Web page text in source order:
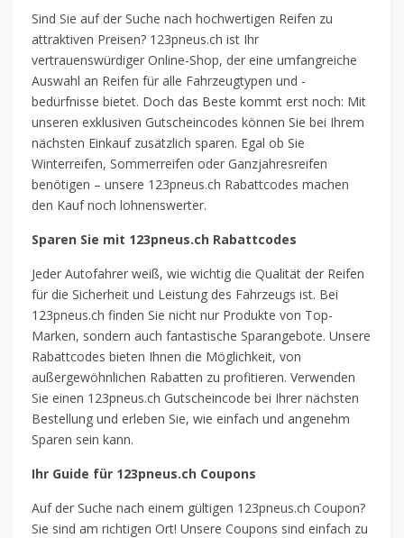
Sind Sie auf der Suche nach hochwertigen Reifen zu
attraktiven Preisen? 123pneus.ch ist Ihr
vertrauenswürdiger Online-Shop, der eine umfangreiche
Auswahl an Reifen für alle Fahrzeugtypen und -
bedürfnisse bietet. Doch das Beste kommt erst noch: Mit
unseren exklusiven Gutscheincodes können Sie bei Ihrem
nächsten Einkauf zusätzlich sparen. Egal ob Sie
Winterreifen, Sommerreifen oder Ganzjahresreifen
benötigen – unsere 123pneus.ch Rabattcodes machen
den Kauf noch lohnenswerter.
Sparen Sie mit 123pneus.ch Rabattcodes
Jeder Autofahrer weiß, wie wichtig die Qualität der Reifen
für die Sicherheit und Leistung des Fahrzeugs ist. Bei
123pneus.ch finden Sie nicht nur Produkte von Top-
Marken, sondern auch fantastische Sparangebote. Unsere
Rabattcodes bieten Ihnen die Möglichkeit, von
außergewöhnlichen Rabatten zu profitieren. Verwenden
Sie einen 123pneus.ch Gutscheincode bei Ihrer nächsten
Bestellung und erleben Sie, wie einfach und angenehm
Sparen sein kann.
Ihr Guide für 123pneus.ch Coupons
Auf der Suche nach einem gültigen 123pneus.ch Coupon?
Sie sind am richtigen Ort! Unsere Coupons sind einfach zu